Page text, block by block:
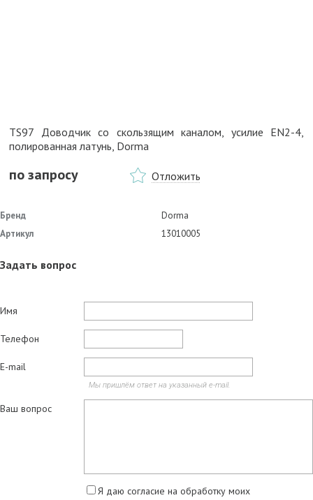
TS97 Доводчик со скользящим каналом, усилие EN2-4,
полированная латунь, Dorma
по запросу Отложить
Задать вопрос
Имя
Телефон
E-mail
Мы пришлём ответ на указанный e-mail.
Ваш вопрос
Я даю согласие на обработку моих
Бренд
Dorma
Артикул
13010005